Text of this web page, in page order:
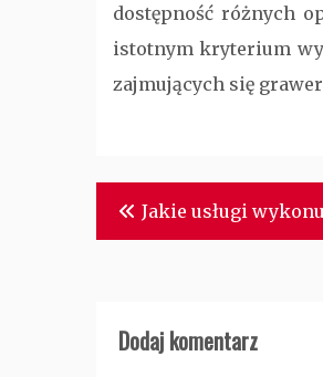
dostępność różnych
istotnym kryterium
zajmujących się
Nawigacja
wpisu
Jakie usługi
Dodaj komentarz